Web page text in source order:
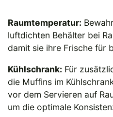
Raumtemperatur:
luftdichten Behälter bei
damit sie ihre Frische für
Kühlschrank: Für
die Muffins im
vor dem Servieren auf
um die optimale